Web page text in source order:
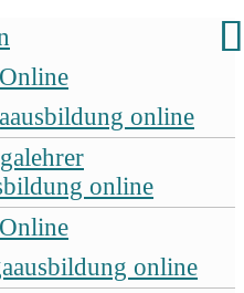
online
online
online